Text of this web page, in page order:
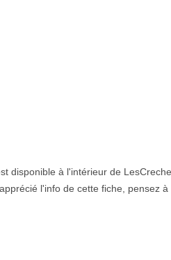
disponible à l'intérieur de
l'info de cette fiche, pensez